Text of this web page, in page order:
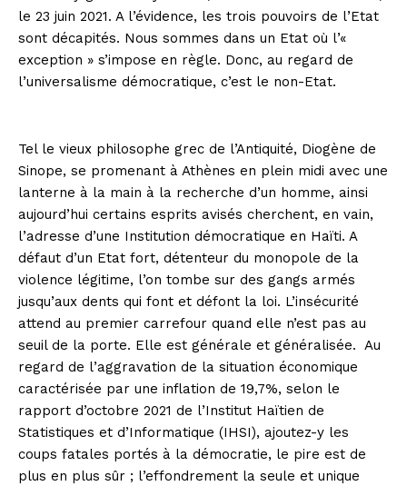
le 23 juin 2021. A l’évidence, les trois pouvoirs de l’Etat
sont décapités. Nous sommes dans un Etat où l’«
exception » s’impose en règle. Donc, au regard de
l’universalisme démocratique, c’est le non-Etat.
Tel le vieux philosophe grec de l’Antiquité, Diogène de
Sinope, se promenant à Athènes en plein midi avec une
lanterne à la main à la recherche d’un homme, ainsi
aujourd’hui certains esprits avisés cherchent, en vain,
l’adresse d’une Institution démocratique en Haïti. A
défaut d’un Etat fort, détenteur du monopole de la
violence légitime, l’on tombe sur des gangs armés
jusqu’aux dents qui font et défont la loi. L’insécurité
attend au premier carrefour quand elle n’est pas au
seuil de la porte. Elle est générale et généralisée. Au
regard de l’aggravation de la situation économique
caractérisée par une inflation de 19,7%, selon le
rapport d’octobre 2021 de l’Institut Haïtien de
Statistiques et d’Informatique (IHSI), ajoutez-y les
coups fatales portés à la démocratie, le pire est de
plus en plus sûr ; l’effondrement la seule et unique